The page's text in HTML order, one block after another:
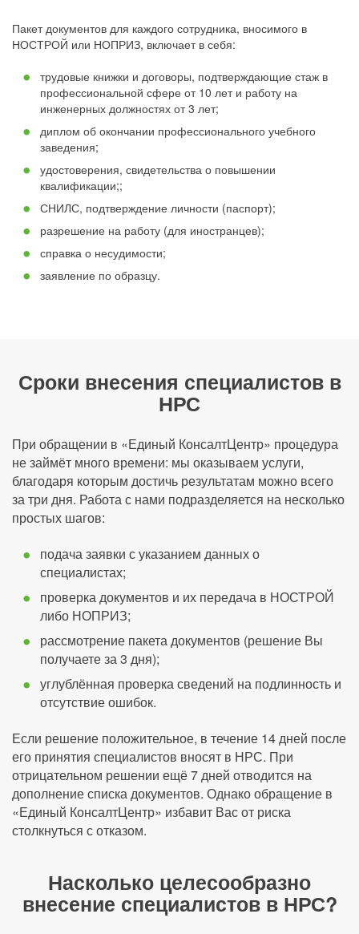
Пакет документов для каждого сотрудника, вносимого в
НОСТРОЙ или НОПРИЗ, включает в себя:
трудовые книжки и договоры, подтверждающие стаж в
профессиональной сфере от 10 лет и работу на
инженерных должностях от 3 лет;
диплом об окончании профессионального учебного
заведения;
удостоверения, свидетельства о повышении
квалификации;;
СНИЛС, подтверждение личности (паспорт);
разрешение на работу (для иностранцев);
справка о несудимости;
заявление по образцу.
Сроки внесения специалистов в
НРС
При обращении в «Единый КонсалтЦентр» процедура
не займёт много времени: мы оказываем услуги,
благодаря которым достичь результатам можно всего
за три дня. Работа с нами подразделяется на несколько
простых шагов:
подача заявки с указанием данных о
специалистах;
проверка документов и их передача в НОСТРОЙ
либо НОПРИЗ;
рассмотрение пакета документов (решение Вы
получаете за 3 дня);
углублённая проверка сведений на подлинность и
отсутствие ошибок.
Если решение положительное, в течение 14 дней после
его принятия специалистов вносят в НРС. При
отрицательном решении ещё 7 дней отводится на
дополнение списка документов. Однако обращение в
«Единый КонсалтЦентр» избавит Вас от риска
столкнуться с отказом.
Насколько целесообразно
внесение специалистов в НРС?